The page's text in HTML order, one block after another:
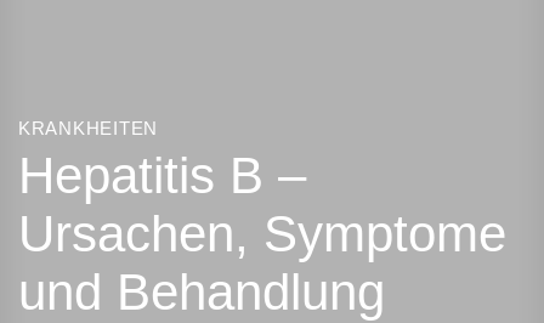
KRANKHEITEN
Hepatitis B –
Ursachen, Symptome
und Behandlung